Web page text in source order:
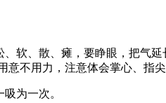
软、散、瘫，要睁眼，把气
不用力，注意体会掌心、指
为一次。